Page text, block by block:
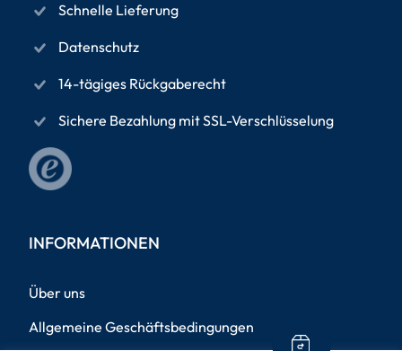
Schnelle Lieferung
Datenschutz
14-tägiges Rückgaberecht
Sichere Bezahlung mit SSL-Verschlüsselung
INFORMATIONEN
Über uns
Allgemeine Geschäftsbedingungen